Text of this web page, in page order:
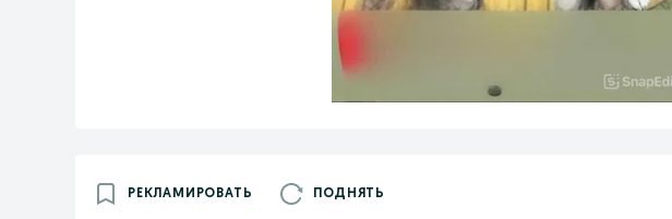
РЕКЛАМИРОВАТЬ ПОДНЯТЬ